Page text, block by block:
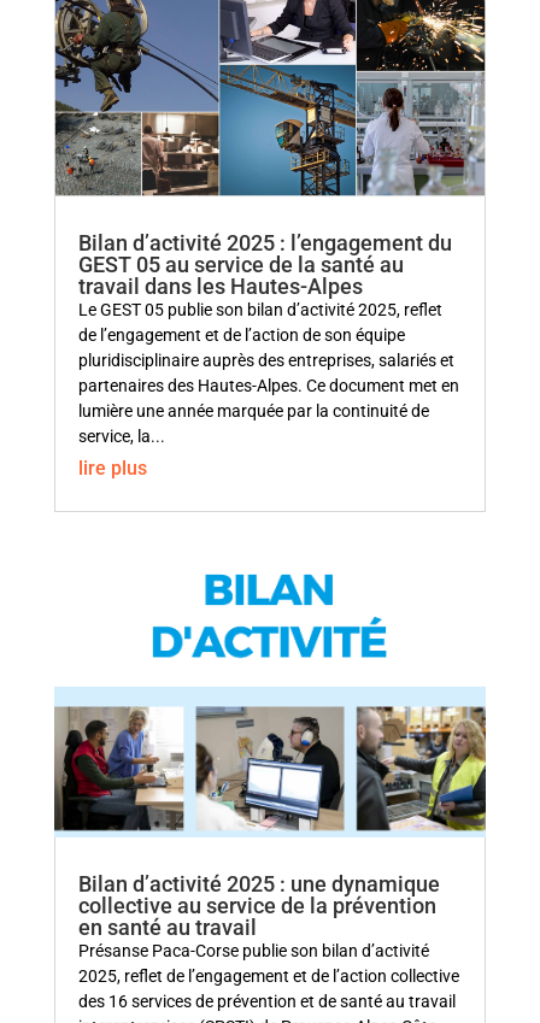
Bilan d’activité 2025 : l’engagement du
GEST 05 au service de la santé au
travail dans les Hautes-Alpes
Le GEST 05 publie son bilan d’activité 2025, reflet
de l’engagement et de l’action de son équipe
pluridisciplinaire auprès des entreprises, salariés et
partenaires des Hautes-Alpes. Ce document met en
lumière une année marquée par la continuité de
service, la...
lire plus
Bilan d’activité 2025 : une dynamique
collective au service de la prévention
en santé au travail
Présanse Paca‑Corse publie son bilan d’activité
2025, reflet de l’engagement et de l’action collective
des 16 services de prévention et de santé au travail